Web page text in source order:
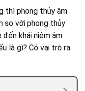
thì phong thủy âm
so với phong thủy
khái niệm âm
là gì? Có vai trò ra